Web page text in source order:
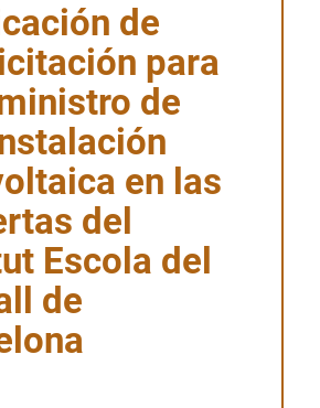
de
para
de
en las
del
Escola del
de